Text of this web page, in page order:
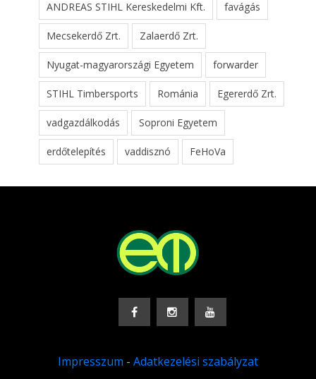
ANDREAS STIHL Kereskedelmi Kft. favágás
Mecsekerdő Zrt. Zalaerdő Zrt.
Nyugat-magyarországi Egyetem forwarder
STIHL Timbersports Románia Egererdő Zrt.
vadgazdálkodás Soproni Egyetem
erdőtelepítés vaddisznó FeHoVa
Impresszum - Adatkezelési szabályzat